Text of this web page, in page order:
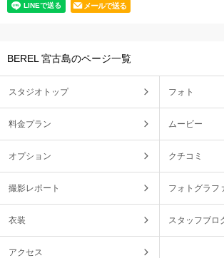
メールで送る
BEREL 宮古島のページ一覧
スタジオトップ フォト
料金プラン ムービー
オプション クチコミ
撮影レポート フォトグラフ
衣装 スタッフブロ
アクセス